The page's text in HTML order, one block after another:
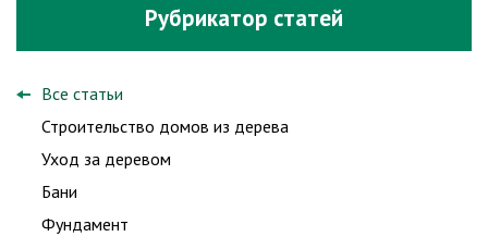
Рубрикатор статей
Все статьи
Строительство домов из дерева
Уход за деревом
Бани
Фундамент